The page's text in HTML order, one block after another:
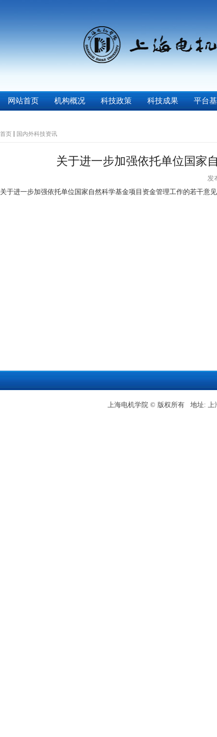
网站首页 机构概况 科技政策 科技成果 平台
首页 国内外科技资讯
关于进一步加强依托单位国家
发
关于进一步加强依托单位国家自然科学基金项目资金管理工作的若干意见
上海电机学院 © 版权所有 地址: